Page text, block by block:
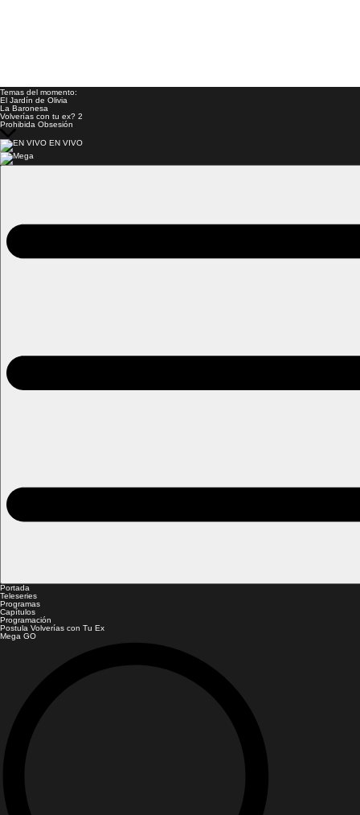
Temas del momento:
El Jardín de Olivia
La Baronesa
Volverías con tu ex? 2
Prohibida Obsesión
EN VIVO
Portada
Teleseries
Programas
Capítulos
Programación
Postula Volverías con Tu Ex
Mega GO